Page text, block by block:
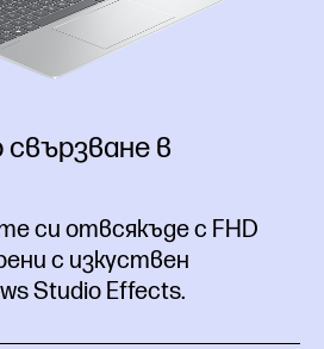
в
си отвсякъде с FHD
с изкуствен
Studio Effects.